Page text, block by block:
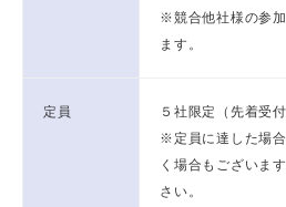
※競合他社様の参
ます。
定員
５社限定（先着受付
※定員に達した場
く場合もございま
さい。